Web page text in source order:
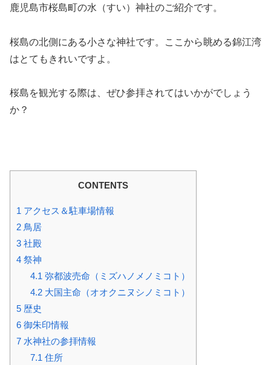
鹿児島市桜島町の水（すい）神社のご紹介です。
桜島の北側にある小さな神社です。ここから眺める錦江湾
はとてもきれいですよ。
桜島を観光する際は、ぜひ参拝されてはいかがでしょう
か？
CONTENTS
1 アクセス＆駐車場情報
2 鳥居
3 社殿
4 祭神
4.1 弥都波売命（ミズハノメノミコト）
4.2大国主命（オオクニヌシノミコト）
5 歴史
6 御朱印情報
7 水神社の参拝情報
7.1 住所